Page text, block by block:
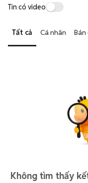
Tin có video
Tất cả Cá nhân Bán
Không tìm thấy